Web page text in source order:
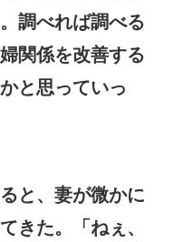
調べれば調べる
関係を改善する
と思っていっ
と、妻が微かに
きた。「ねぇ、